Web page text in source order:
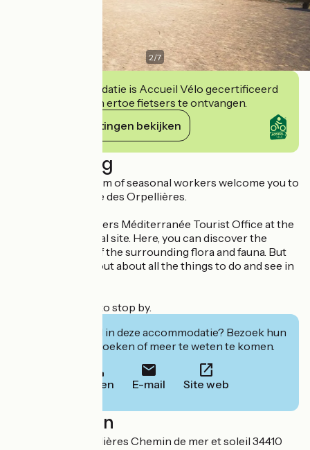
2/7
Deze accommodatie is Accueil Vélo gecertificeerd
en verbindt zich ertoe fietsers te ontvangen.
Haar verplichtingen bekijken
Beschrijving
Magali and our team of seasonal workers welcome you to
the Maison de Site des Orpellières.
You'll find the Béziers Méditerranée Tourist Office at the
heart of the natural site. Here, you can discover the
special features of the surrounding flora and fauna. But
you can also find out about all the things to do and see in
So don't hesitate to stop by.
Geïnteresseerd in deze accommodatie? Bezoek hun
website om te boeken of meer te weten te komen.
Bellen E-mail Site web
Localisation
Maison des Orpellières Chemin de mer et soleil 34410